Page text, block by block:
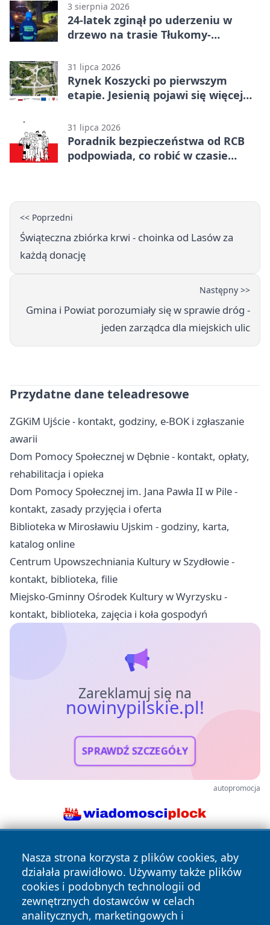
3 sierpnia 2026
24-latek zginął po uderzeniu w
drzewo na trasie Tłukomy-
31 lipca 2026
Rynek Koszycki po pierwszym
etapie. Jesienią pojawi się więcej
31 lipca 2026
Poradnik bezpieczeństwa od RCB
podpowiada, co robić w czasie
<< Poprzedni
Świąteczna zbiórka krwi - choinka od Lasów za
każdą donację
Następny >>
Gmina i Powiat porozumiały się w sprawie dróg -
jeden zarządca dla miejskich ulic
Przydatne dane teleadresowe
ZGKiM Ujście - kontakt, godziny, e-BOK i zgłaszanie
awarii
Dom Pomocy Społecznej w Dębnie - kontakt, opłaty,
rehabilitacja i opieka
Dom Pomocy Społecznej im. Jana Pawła II w Pile -
kontakt, zasady przyjęcia i oferta
Biblioteka w Mirosławiu Ujskim - godziny, karta,
katalog online
Centrum Upowszechniania Kultury w Szydłowie -
kontakt, biblioteka, filie
Miejsko-Gminny Ośrodek Kultury w Wyrzysku -
kontakt, biblioteka, zajęcia i koła gospodyń
Zareklamuj się na
nowinypilskie.pl!
SPRAWDŹ SZCZEGÓŁY
autopromocja
Nasza strona korzysta z plików cookies, aby
działała prawidłowo. Używamy także plików
cookies i podobnych technologii od
zewnętrznych dostawców w celach
analitycznych, marketingowych i
Copyright © 2026 nowinypilskie.pl Wszystkie prawa